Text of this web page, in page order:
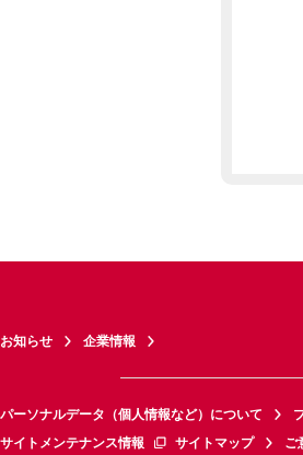
お知らせ 企業情報
パーソナルデータ（個人情報など）について
サイトメンテナンス情報
サイトマップ ご